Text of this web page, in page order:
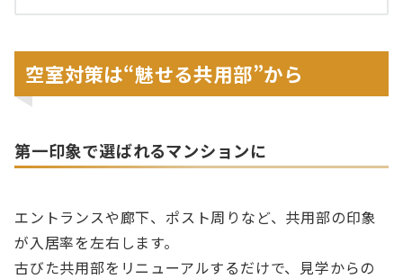
空室対策は“魅せる共用部”から
第一印象で選ばれるマンションに
エントランスや廊下、ポスト周りなど、共用部の印象
が入居率を左右します。
古びた共用部をリニューアルするだけで、見学からの